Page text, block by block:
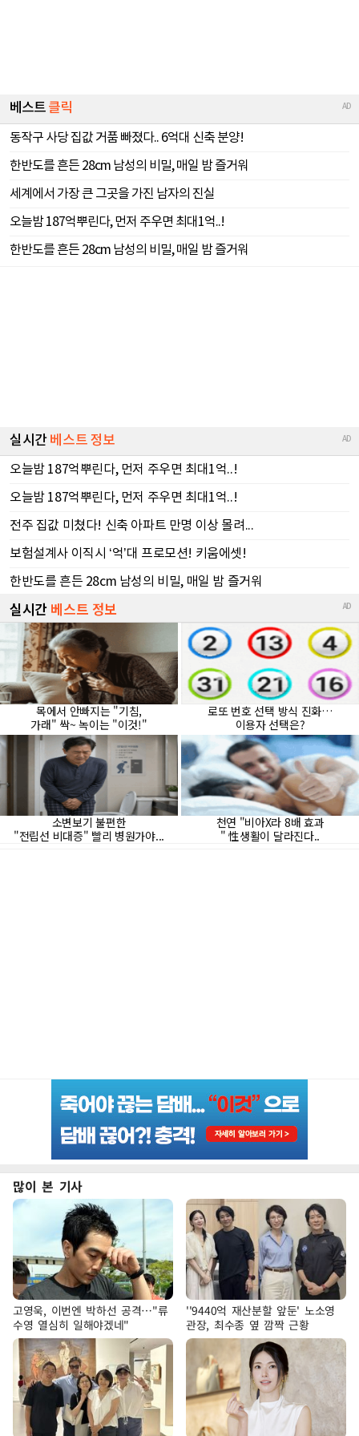
많이 본 기사
고영욱, 이번엔 박하선 공격…"류
수영 열심히 일해야겠네"
''9440억 재산분할 앞둔' 노소영
관장, 최수종 옆 깜짝 근황